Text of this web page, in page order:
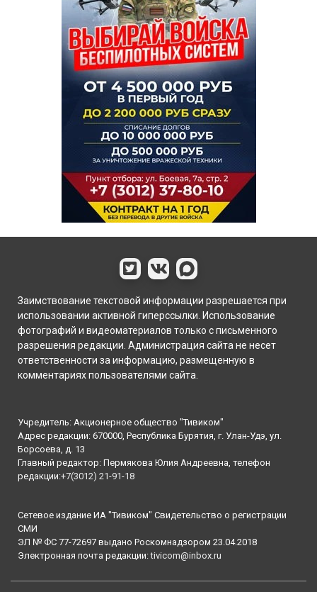
Заимствование текстовой информации разрешается при
использовании активной гиперссылки. Использование
фотографий и видеоматериалов только с письменного
разрешения редакции. Администрация сайта не несет
ответственности за информацию, размещенную в
комментариях пользователями сайта.
Учредитель: Акционерное общество "Тивиком"
Адрес редакции: 670000, Республика Бурятия, г. Улан-Удэ, ул.
Борсоева, д. 13
Главный редактор: Пермякова Юлия Андреевна, телефон
редакции:+7(3012) 21-91-18
Сетевое издание ИА "Тивиком" Свидетельство о регистрации
СМИ
ЭЛ № ФС 77-72697 выдано Роскомнадзором 23.04.2018
Электронная почта редакции:tivicom@inbox.ru